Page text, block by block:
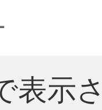
表示